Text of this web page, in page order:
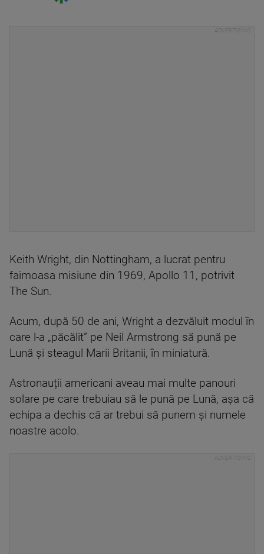
Keith Wright, din Nottingham, a lucrat pentru
faimoasa misiune din 1969, Apollo 11, potrivit
The Sun.
Acum, după 50 de ani, Wright a dezvăluit modul în
care l-a „păcălit” pe Neil Armstrong să pună pe
Lună și steagul Marii Britanii, în miniatură.
Astronauții americani aveau mai multe panouri
solare pe care trebuiau să le pună pe Lună, așa că
echipa a dechis că ar trebui să punem și numele
noastre acolo.